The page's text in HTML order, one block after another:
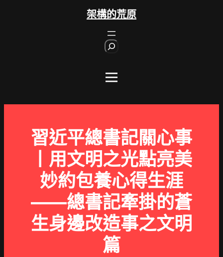
架構的荒原
習近平總書記關心事
丨用文明之光點亮美
妙約包養心得生涯
——總書記牽掛的蒼
生身邊改造事之文明
篇